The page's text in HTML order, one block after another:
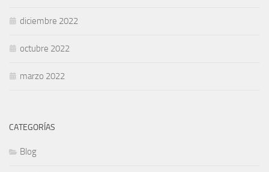
diciembre 2022
octubre 2022
marzo 2022
CATEGORÍAS
Blog